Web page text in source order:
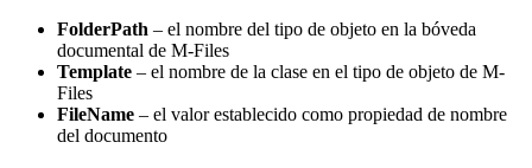
FolderPath – el nombre del tipo de objeto en la bóveda
documental de M-Files
Template – el nombre de la clase en el tipo de objeto de M-
Files
FileName – el valor establecido como propiedad de nombre
del documento